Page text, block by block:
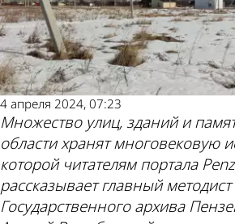
4 апреля 2024, 07:23
Множество улиц, зданий и
области хранят многовековую
которой читателям портала
рассказывает главный методист
Государственного архива